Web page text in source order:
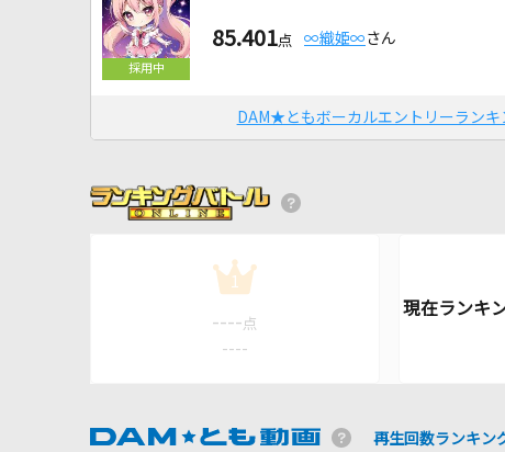
85.401点 ∞織姫∞ さん
DAM★ともボーカルエントリーランキ
1
---- 点
----
再生回数ランキン